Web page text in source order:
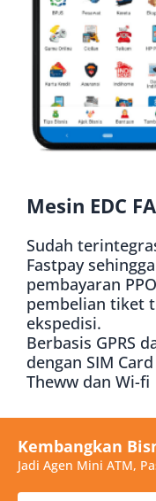
Mesin EDC
Sudah
Fastpay
pembayaran
pembelian tiket
ekspedisi.
Berbasis GPRS
dengan SIM
Theww dan Wi-fi
Kembangkan
Jadi Agen Mini ATM,